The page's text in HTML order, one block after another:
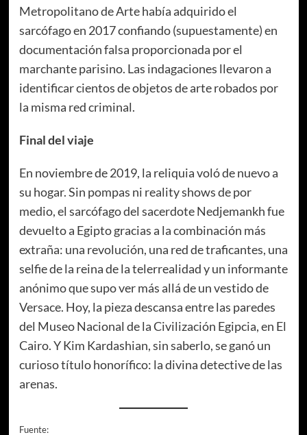
Metropolitano de Arte había adquirido el
sarcófago en 2017 confiando (supuestamente) en
documentación falsa proporcionada por el
marchante parisino. Las indagaciones llevaron a
identificar cientos de objetos de arte robados por
la misma red criminal.
Final del viaje
En noviembre de 2019, la reliquia voló de nuevo a
su hogar. Sin pompas ni reality shows de por
medio, el sarcófago del sacerdote Nedjemankh fue
devuelto a Egipto gracias a la combinación más
extraña: una revolución, una red de traficantes, una
selfie de la reina de la telerrealidad y un informante
anónimo que supo ver más allá de un vestido de
Versace. Hoy, la pieza descansa entre las paredes
del Museo Nacional de la Civilización Egipcia, en El
Cairo. Y Kim Kardashian, sin saberlo, se ganó un
curioso título honorífico: la divina detective de las
arenas.
Fuente: